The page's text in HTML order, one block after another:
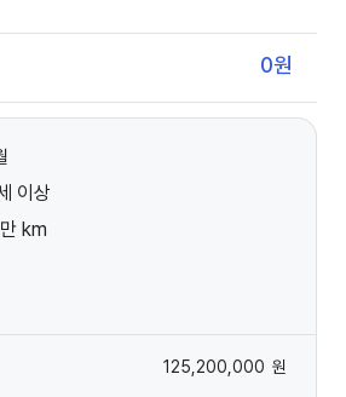
0원
이상
km
125,200,000 원